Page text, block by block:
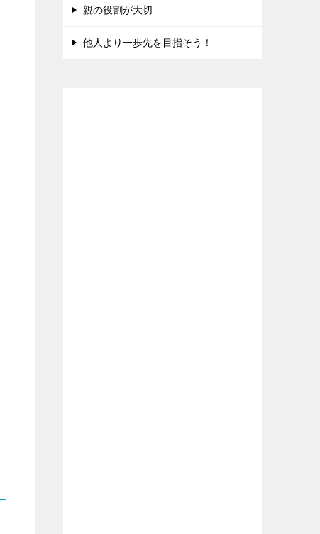
親の役割が大切
他人より一歩先を目指そう！